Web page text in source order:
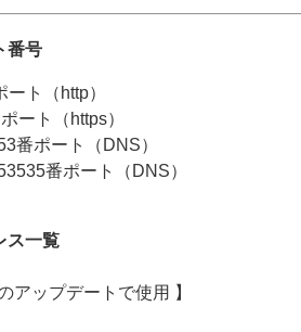
番号
ト（http）
ート（https）
番ポート（DNS）
番ポート（DNS）
ス一覧
アップデートで使用 】